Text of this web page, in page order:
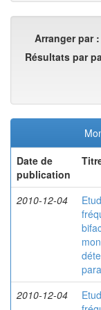
Arranger par :
Résultats par
Date de
publication
2010-12-04
2010-12-04